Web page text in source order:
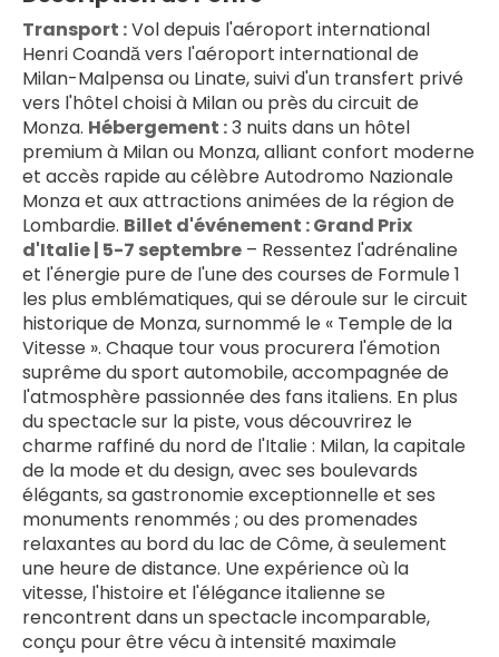
Transport : Vol depuis l'aéroport international
Henri Coandă vers l'aéroport international de
Milan-Malpensa ou Linate, suivi d'un transfert privé
vers l'hôtel choisi à Milan ou près du circuit de
Monza. Hébergement : 3 nuits dans un hôtel
premium à Milan ou Monza, alliant confort moderne
et accès rapide au célèbre Autodromo Nazionale
Monza et aux attractions animées de la région de
Lombardie. Billet d'événement : Grand Prix
d'Italie | 5-7 septembre – Ressentez l'adrénaline
et l'énergie pure de l'une des courses de Formule 1
les plus emblématiques, qui se déroule sur le circuit
historique de Monza, surnommé le « Temple de la
Vitesse ». Chaque tour vous procurera l'émotion
suprême du sport automobile, accompagnée de
l'atmosphère passionnée des fans italiens. En plus
du spectacle sur la piste, vous découvrirez le
charme raffiné du nord de l'Italie : Milan, la capitale
de la mode et du design, avec ses boulevards
élégants, sa gastronomie exceptionnelle et ses
monuments renommés ; ou des promenades
relaxantes au bord du lac de Côme, à seulement
une heure de distance. Une expérience où la
vitesse, l'histoire et l'élégance italienne se
rencontrent dans un spectacle incomparable,
conçu pour être vécu à intensité maximale